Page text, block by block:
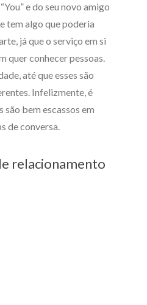
e do seu novo amigo
tem algo que poderia
já que o serviço em si
quer conhecer pessoas.
até que esses são
Infelizmente, é
bem escassos em
de conversa.
relacionamento